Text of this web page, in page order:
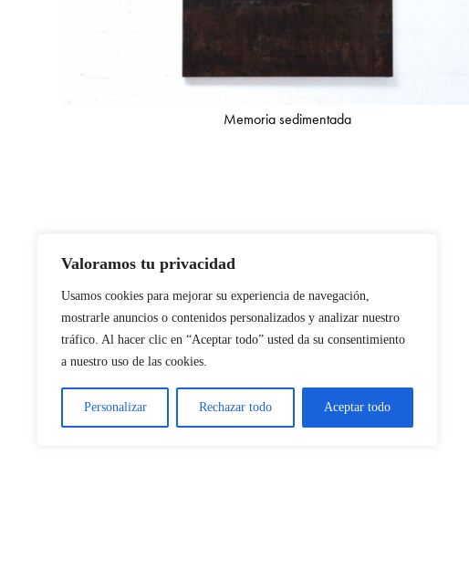
Valoramos tu privacidad
Usamos cookies para mejorar su experiencia de navegación,
mostrarle anuncios o contenidos personalizados y analizar nuestro
tráfico. Al hacer clic en “Aceptar todo” usted da su consentimiento
a nuestro uso de las cookies.
Personalizar Rechazar todo Aceptar todo
Memoria sedimentada